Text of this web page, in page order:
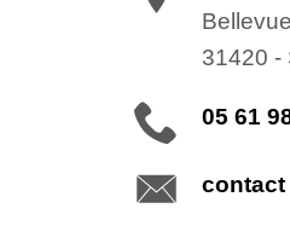
Bellevue
31420 -
05 61
contact